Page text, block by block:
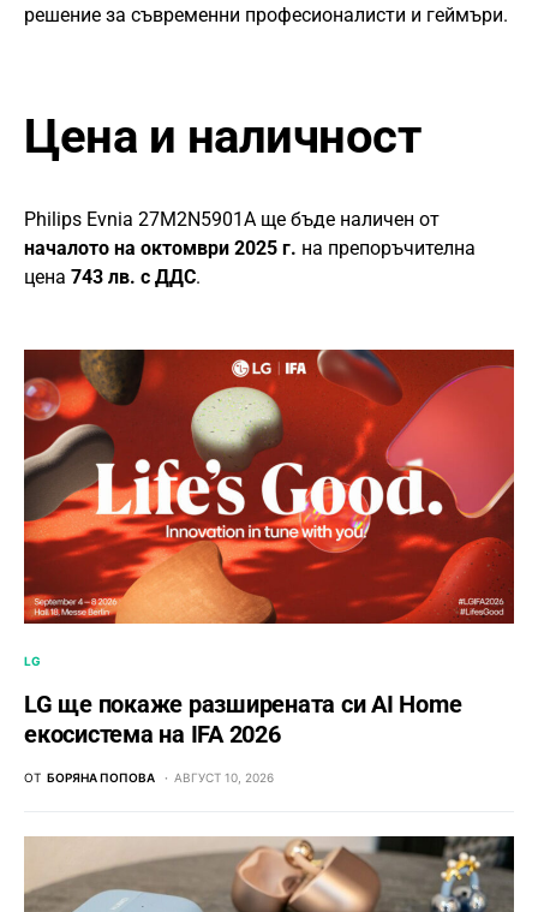
решение за съвременни професионалисти и геймъри.
Цена и наличност
Philips Evnia 27M2N5901A ще бъде наличен от
началото на октомври 2025 г. на препоръчителна
цена 743 лв. с ДДС.
LG
LG ще покаже разширената си AI Home
екосистема на IFA 2026
ОТ БОРЯНА ПОПОВА АВГУСТ 10, 2026